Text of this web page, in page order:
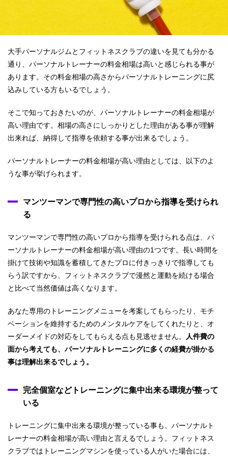
大手パーソナルジムとフィットネスクラブの違いを見ても分かる
通り、パーソナルトレーナーの料金相場は高いと感じられる事が
あります。その料金相場の高さからパーソナルトレーニングに尻
込みしている方もいるでしょう。
そこで知っておきたいのが、パーソナルトレーナーの料金相場が
高い理由です。相場の高さにしっかりとした理由がある事が理解
出来れば、納得して指導を依頼する事が出来るでしょう。
パーソナルトレーナーの料金相場が高い理由としては、以下のよ
うな事が挙げられます。
マンツーマンで専門性の高いプロから指導を受けられ
る
マンツーマンで専門性の高いプロから指導を受けられる点は、パ
ーソナルトレーナーの料金相場が高い理由の1つです。長い時間を
掛けて技術や知識を蓄積してきたプロに付きっきりで指導しても
らう訳ですから、フィットネスクラブで漫然と運動を続ける場合
と比べて当然価値は高くなります。
あなた専用のトレーニングメニューを考案してもらったり、モチ
ベーションを維持するためのメンタルケアをしてくれたりと、オ
ーダーメイドの対応をしてもらえる点も見逃せません。
人件費の
面から考えても、パーソナルトレーニングに多くの経費が掛かる
事は理解出来るでしょう。
完全個室などトレーニングに集中出来る環境が整って
いる
トレーニングに集中出来る環境が整っている事も、パーソナルト
レーナーの料金相場が高い理由と言えるでしょう。フィットネス
クラブではトレーニングマシンを使っている人がいた場合には、